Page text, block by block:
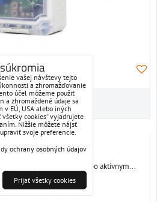
s odporovým alebo aktívnym...
vašej návštevy tejto
a zhromažďovanie
účel môžeme použiť
a zhromaždené údaje sa
v EÚ, USA alebo iných
cookies“ vyjadrujete
Nižšie môžete nájsť
svoje preferencie.
ochrany osobných údajov
Prijať všetky cookies